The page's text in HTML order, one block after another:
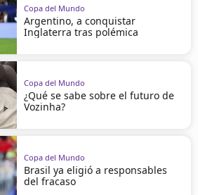
Copa del Mundo
Argentino, a conquistar
Inglaterra tras polémica
Copa del Mundo
¿Qué se sabe sobre el futuro de
Vozinha?
Copa del Mundo
Brasil ya eligió a responsables
del fracaso